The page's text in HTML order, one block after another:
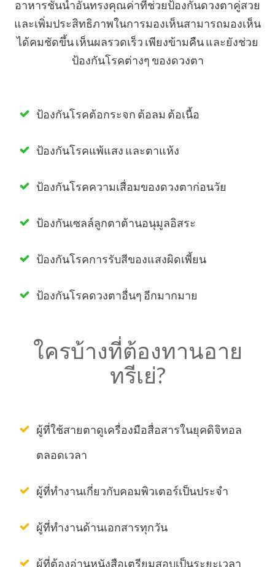
อาหารชั้นนำอันทรงคุณค่าที่ช่วยป้องกันดวงตาคู่สวย
และเพิ่มประสิทธิภาพในการมองเห็นสามารถมองเห็น
ได้คมชัดขึ้น เห็นผลรวดเร็ว เพียงข้ามคืน และยังช่วย
ป้องกันโรคต่างๆ ของดวงตา
​ป้องกันโรคต้อกระจก ต้อลม ต้อเนื้อ
​ป้องกันโรคแพ้แสง และตาแห้ง
​ป้องกันโรคความเสื่อมของดวงตาก่อนวัย
ป้องกันเซลล์ลูกตาต้านอนุมูลอิสระ
ป้องกันโรคการรับสีของแสงผิดเพี้ยน
ป้องกันโรคดวงตาอื่นๆ อีกมากมาย
ใครบ้างที่ต้องทานอาย
ทรีเย่?
​ผู้ที่ใช้สายตาดูเครื่องมือสื่อสารในยุคดิจิทอล
ตลอดเวลา
​ผู้ที่ทำงานเกี่ยวกับคอมพิวเตอร์เป็นประจำ
​ผู้ที่ทำงานด้านเอกสารทุกวัน
ผู้ที่ต้องอ่านหนังสือเตรียมสอบเป็นระยะเวลา